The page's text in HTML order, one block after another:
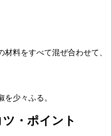
材料をすべて混ぜ合わせて、
を少々ふる。
・ポイント